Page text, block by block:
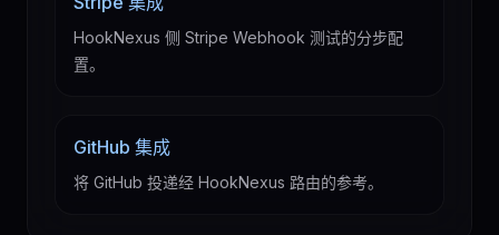
HookNexus 侧 Stripe Webhook 测试的分步配
置。
GitHub 集成
将 GitHub 投递经 HookNexus 路由的参考。